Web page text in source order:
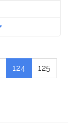
124 125